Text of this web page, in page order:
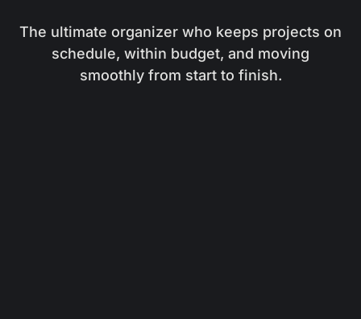
The ultimate organizer who keeps projects on
schedule, within budget, and moving
smoothly from start to finish.